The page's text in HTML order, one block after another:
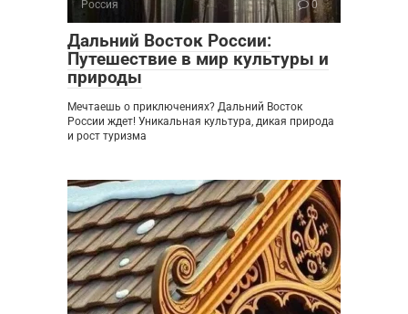
Россия 0
Дальний Восток России:
Путешествие в мир культуры и
природы
Мечтаешь о приключениях? Дальний Восток
России ждет! Уникальная культура, дикая природа
и рост туризма